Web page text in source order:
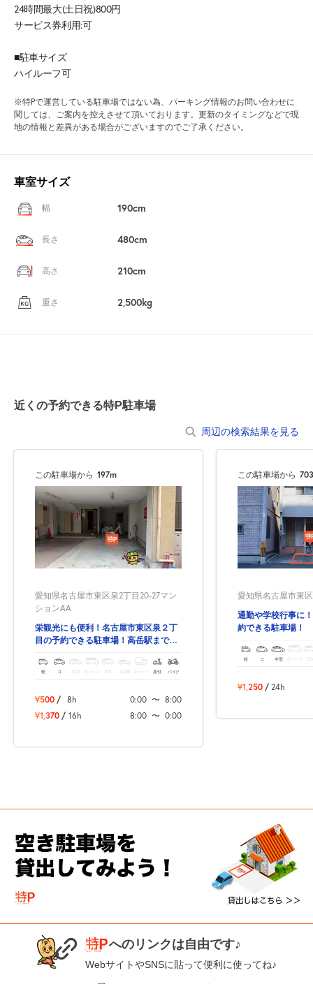
24時間最大(土日祝)800円
サービス券利用:可
■駐車サイズ
ハイルーフ可
※特Pで運営している駐車場ではない為、パーキング情報のお問い合わせに
関しては、ご案内を控えさせて頂いております。更新のタイミングなどで現
地の情報と差異がある場合がございますのでご了承ください。
車室サイズ
幅 190cm
長さ 480cm
高さ 210cm
重さ 2,500kg
近くの予約できる特P駐車場
周辺の検索結果を見る
この駐車場から 197m
愛知県名古屋市東区泉2丁目20-27マン
ションAA
栄観光にも便利！名古屋市東区泉２丁
目の予約できる駐車場！高岳駅まで徒
軽 コ 中型 ボックス SUV 大型車 トラック 原付 バイク
¥500 / 8h 0:00 〜 8:00
¥1,370 / 16h 8:00 〜 0:00
この駐車場から
愛知県名古屋市東
通勤や学校行事に
約できる駐車場！
軽 コ 中型 ボックス
¥1,250 / 24h
へのリンクは自由です♪
WebサイトやSNSに貼って便利に使ってね♪